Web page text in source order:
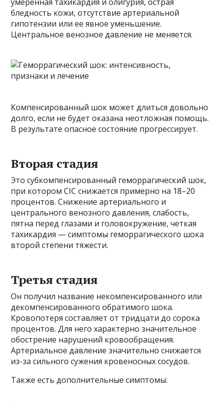
бледность кожи, отсутствие артериальной
гипотензии или ее явное уменьшение.
Центральное венозное давление не меняется.
Компенсированный шок может длиться довольно
долго, если не будет оказана неотложная помощь.
В результате опасное состояние прогрессирует.
Вторая стадия
Это субкомпенсированный геморрагический шок,
при котором CIC снижается примерно на 18–20
процентов. Снижение артериального и
центрального венозного давления, слабость,
пятна перед глазами и головокружение, четкая
тахикардия — симптомы геморрагического шока
второй степени тяжести.
Третья стадия
Он получил название некомпенсированного или
декомпенсированного обратимого шока.
Кровопотеря составляет от тридцати до сорока
процентов. Для него характерно значительное
обострение нарушений кровообращения.
Артериальное давление значительно снижается
из-за сильного сужения кровеносных сосудов.
Также есть дополнительные симптомы: